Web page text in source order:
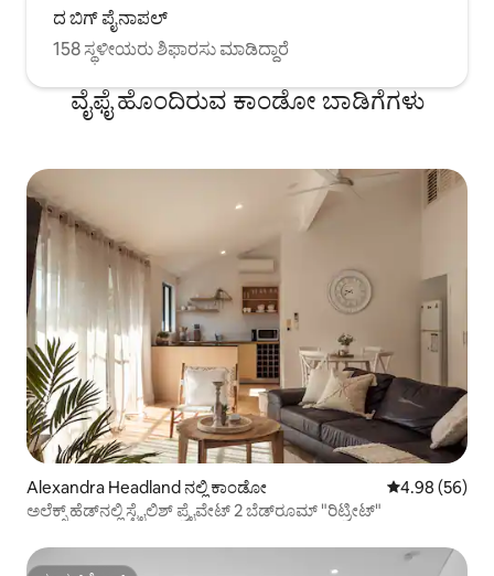
ದ ಬಿಗ್ ಪೈನಾಪಲ್
158 ಸ್ಥಳೀಯರು ಶಿಫಾರಸು ಮಾಡಿದ್ದಾರೆ
ವೈಫೈ ಹೊಂದಿರುವ ಕಾಂಡೋ ಬಾಡಿಗೆಗಳು
Alexandra Headland ನಲ್ಲಿ ಕಾಂಡೋ 5 ರಲ್ಲಿ 4.98
4.98 (56)
ಅಲೆಕ್ಸ್ ಹೆಡ್‌ನಲ್ಲಿ ಸ್ಟೈಲಿಶ್ ಪ್ರೈವೇಟ್ 2 ಬೆಡ್‌ರೂಮ್ "ರಿಟ್ರೀಟ್"